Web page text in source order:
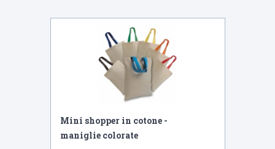
Mini shopper in cotone -
maniglie colorate